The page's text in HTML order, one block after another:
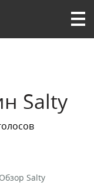
Salty
Обзор Salty